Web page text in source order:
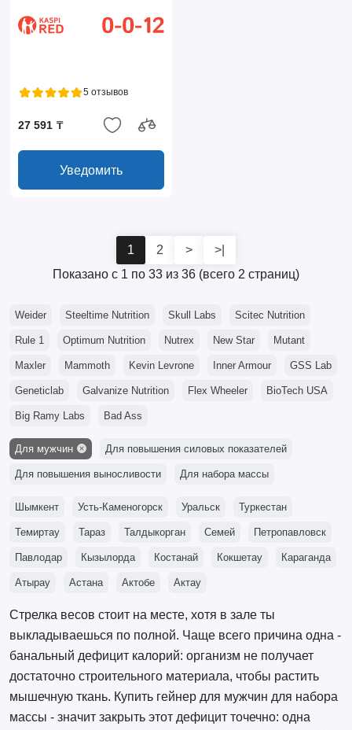
5 отзывов
27 591 ₸
Уведомить
1 2 >
>|
Показано с 1 по 33 из 36 (всего 2 страниц)
Weider Steeltime Nutrition Skull Labs Scitec Nutrition
Rule 1 Optimum Nutrition Nutrex New Star Mutant
Maxler Mammoth Kevin Levrone Inner Armour GSS Lab
Geneticlab Galvanize Nutrition Flex Wheeler BioTech USA
Big Ramy Labs Bad Ass
Для мужчин Для повышения силовых показателей
Для повышения выносливости Для набора массы
Шымкент Усть-Каменогорск Уральск Туркестан
Темиртау Тараз Талдыкорган Семей Петропавловск
Павлодар Кызылорда Костанай Кокшетау Караганда
Атырау Астана Актобе Актау
Стрелка весов стоит на месте, хотя в зале ты
выкладываешься по полной. Чаще всего причина одна -
банальный дефицит калорий: организм не получает
достаточно строительного материала, чтобы растить
мышечную ткань. Купить гейнер для мужчин для набора
массы - значит закрыть этот дефицит точечно: одна